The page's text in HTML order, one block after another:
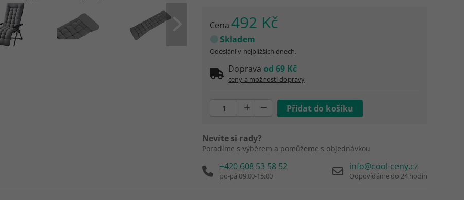
Cena 492 Kč
Skladem
Odeslání v nejbližších dnech.
Doprava od 69 Kč
ceny a možnosti dopravy
Nevíte si rady?
Poradíme s výběrem a pomůžeme s objednávkou
+420 608 53 58 52
po-pá 09:00-15:00
info@cool-ceny.cz
Odpovídáme do 24 hodin